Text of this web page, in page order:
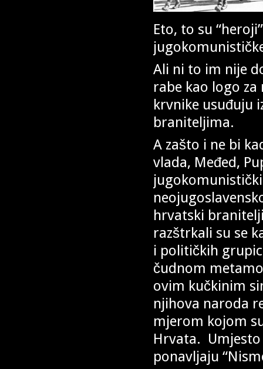
Eto, to su
Ali ni to im nije
rabe kao logo
krvnike usuđuju
braniteljima.
A zašto i ne bi
vlada, Međed,
hrvatski
razštrkali su se
i političkih
čudnom
ovim kučkinim
njihova naroda
mjerom kojom
Hrvata.
ponavljaju